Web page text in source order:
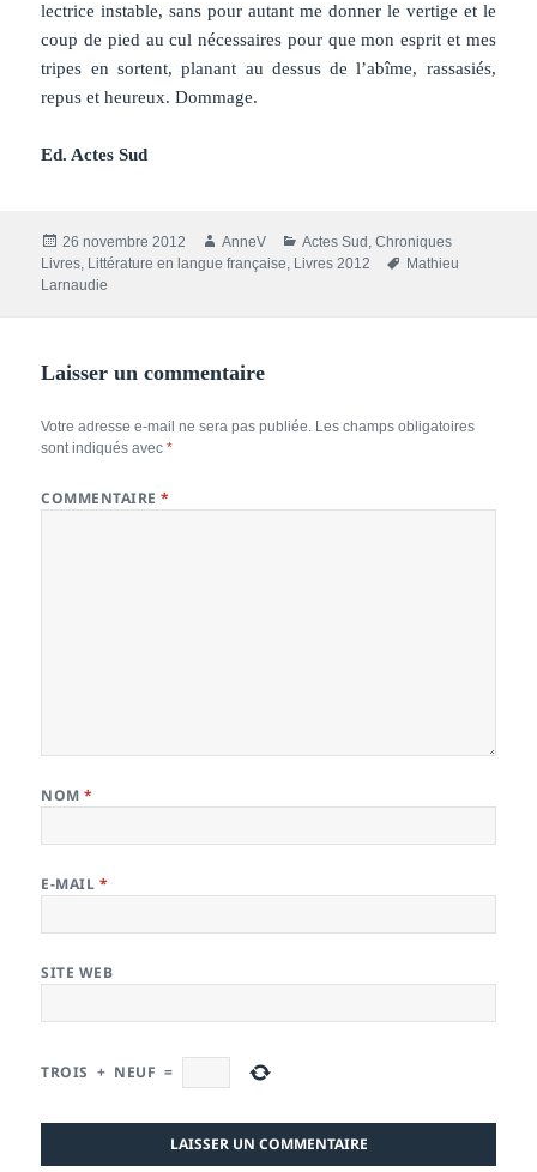
lectrice instable, sans pour autant me donner le vertige et le
coup de pied au cul nécessaires pour que mon esprit et mes
tripes en sortent, planant au dessus de l’abîme, rassasiés,
repus et heureux. Dommage.
Ed. Actes Sud
Publié
le
26 novembre 2012 Auteur
AnneV Catégories
Actes Sud ,Chroniques
Livres, Littérature en langue française, Livres 2012
Mots-
Mathieu
Larnaudie
Laisser un commentaire
Votre adresse e-mail ne sera pas publiée. Les champs obligatoires
sont indiqués avec*
COMMENTAIRE*
NOM*
E-MAIL *
SITE WEB
TROIS + NEUF =